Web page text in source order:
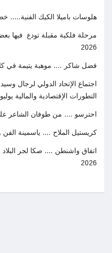
هلوسات باميلا الكيك الفنية…..
مرحلة فلكية مقبلة تودع فيها
2026
فضل شاكر …. موهبة يتيمة في
اجتماع الإتحاد الدولي لرجال
التطورات الإقتصادية والمالية يوليو 6, 2026
احترسو …. من طوفان الشاعر
كريستيل الملاح …. ياسمينة الفن
اتفاق واشنطن …. صكا لجر البلاد
2026